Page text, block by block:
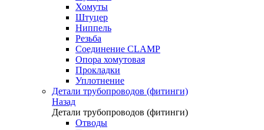
Хомуты
Штуцер
Ниппель
Резьба
Соединение CLAMP
Опора хомутовая
Прокладки
Уплотнение
Детали трубопроводов (фитинги)
Назад
Детали трубопроводов (фитинги)
Отводы